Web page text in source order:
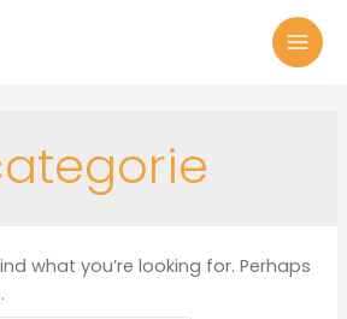
what you’re looking for. Perhaps